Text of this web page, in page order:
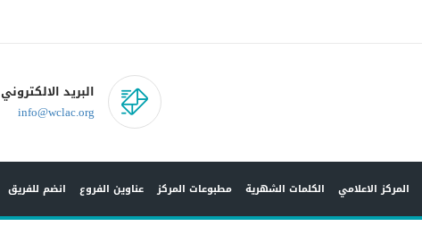
البريد الالكتروني
info@wclac.org
المركز الاعلامي الكلمات الشهرية مطبوعات المركز عناوين الفروع انضم للفريق